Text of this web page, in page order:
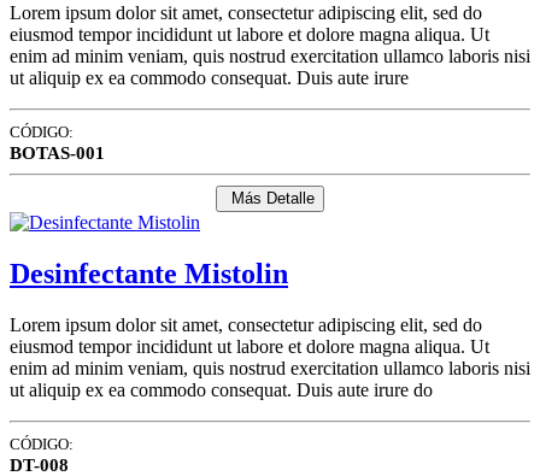
Lorem ipsum dolor sit amet, consectetur adipiscing elit, sed do
eiusmod tempor incididunt ut labore et dolore magna aliqua. Ut
enim ad minim veniam, quis nostrud exercitation ullamco laboris nisi
ut aliquip ex ea commodo consequat. Duis aute irure
CÓDIGO:
BOTAS-001
Más Detalle
Desinfectante Mistolin
Lorem ipsum dolor sit amet, consectetur adipiscing elit, sed do
eiusmod tempor incididunt ut labore et dolore magna aliqua. Ut
enim ad minim veniam, quis nostrud exercitation ullamco laboris nisi
ut aliquip ex ea commodo consequat. Duis aute irure do
CÓDIGO:
DT-008